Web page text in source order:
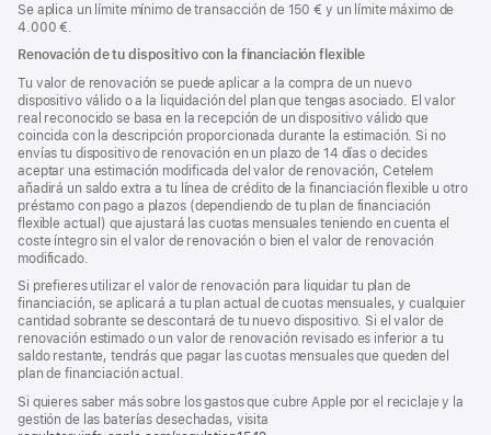
Se aplica un límite mínimo de transacción de 150 € y un límite máximo de
4.000 €.
Renovación de tu dispositivo con la financiación flexible
Tu valor de renovación se puede aplicar a la compra de un nuevo
dispositivo válido o a la liquidación del plan que tengas asociado. El valor
real reconocido se basa en la recepción de un dispositivo válido que
coincida con la descripción proporcionada durante la estimación. Si no
envías tu dispositivo de renovación en un plazo de 14 días o decides
aceptar una estimación modificada del valor de renovación, Cetelem
añadirá un saldo extra a tu línea de crédito de la financiación flexible u otro
préstamo con pago a plazos (dependiendo de tu plan de financiación
flexible actual) que ajustará las cuotas mensuales teniendo en cuenta el
coste íntegro sin el valor de renovación o bien el valor de renovación
modificado.
Si prefieres utilizar el valor de renovación para liquidar tu plan de
financiación, se aplicará a tu plan actual de cuotas mensuales, y cualquier
cantidad sobrante se descontará de tu nuevo dispositivo. Si el valor de
renovación estimado o un valor de renovación revisado es inferior a tu
saldo restante, tendrás que pagar las cuotas mensuales que queden del
plan de financiación actual.
Si quieres saber más sobre los gastos que cubre Apple por el reciclaje y la
gestión de las baterías desechadas, visita